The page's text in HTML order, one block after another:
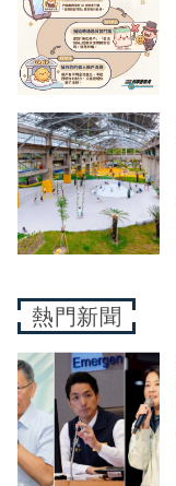
熱門新聞